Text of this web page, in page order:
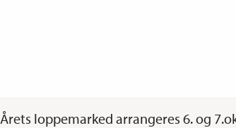
Årets loppemarked arrangeres 6. og